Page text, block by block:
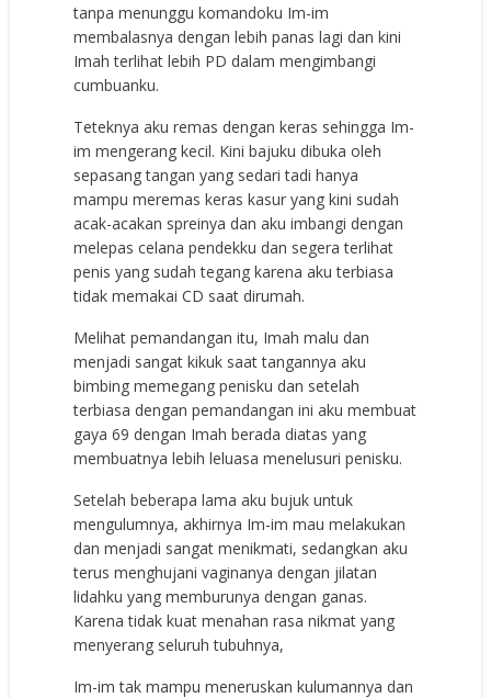
tanpa menunggu komandoku Im-im
membalasnya dengan lebih panas lagi dan kini
Imah terlihat lebih PD dalam mengimbangi
cumbuanku.
Teteknya aku remas dengan keras sehingga Im-
im mengerang kecil. Kini bajuku dibuka oleh
sepasang tangan yang sedari tadi hanya
mampu meremas keras kasur yang kini sudah
acak-acakan spreinya dan aku imbangi dengan
melepas celana pendekku dan segera terlihat
penis yang sudah tegang karena aku terbiasa
tidak memakai CD saat dirumah.
Melihat pemandangan itu, Imah malu dan
menjadi sangat kikuk saat tangannya aku
bimbing memegang penisku dan setelah
terbiasa dengan pemandangan ini aku membuat
gaya 69 dengan Imah berada diatas yang
membuatnya lebih leluasa menelusuri penisku.
Setelah beberapa lama aku bujuk untuk
mengulumnya, akhirnya Im-im mau melakukan
dan menjadi sangat menikmati, sedangkan aku
terus menghujani vaginanya dengan jilatan
lidahku yang memburunya dengan ganas.
Karena tidak kuat menahan rasa nikmat yang
menyerang seluruh tubuhnya,
Im-im tak mampu meneruskan kulumannya dan